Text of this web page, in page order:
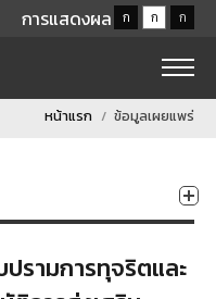
การแสดงผล ก ก ก
หน้าแรก ข้อมูลเผยแพร่
รามการทุจริตและ